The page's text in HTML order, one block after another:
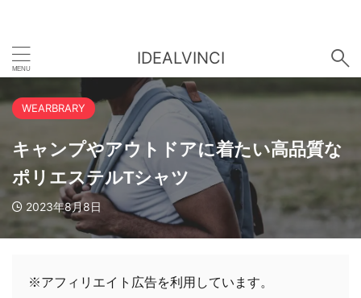
IDEALVINCI
WEARBRARY
キャンプやアウトドアに着たい高品質な
ポリエステルTシャツ
2023年8月8日
※アフィリエイト広告を利用しています。